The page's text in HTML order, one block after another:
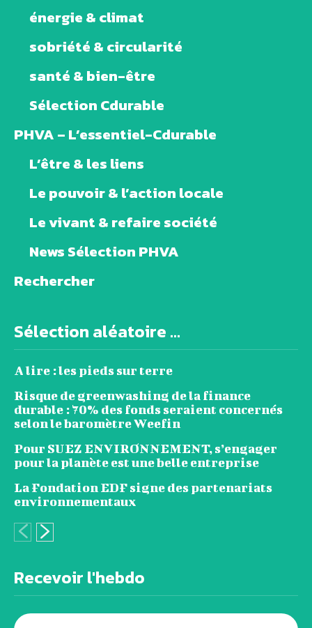
énergie & climat
sobriété & circularité
santé & bien-être
Sélection Cdurable
PHVA – L’essentiel-Cdurable
L’être & les liens
Le pouvoir & l’action locale
Le vivant & refaire société
News Sélection PHVA
Rechercher
Sélection aléatoire ...
A lire : les pieds sur terre
Risque de greenwashing de la finance
durable : 70% des fonds seraient concernés
selon le baromètre Weefin
Pour SUEZ ENVIRONNEMENT, s’engager
pour la planète est une belle entreprise
La Fondation EDF signe des partenariats
environnementaux
Recevoir l'hebdo